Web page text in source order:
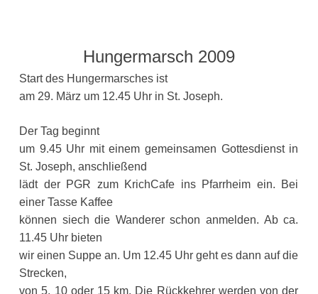
Hungermarsch 2009
Start des Hungermarsches ist
am 29. März um 12.45 Uhr in St. Joseph.
Der Tag beginnt
um 9.45 Uhr mit einem gemeinsamen Gottesdienst in
St. Joseph, anschließend
lädt der PGR zum KrichCafe ins Pfarrheim ein. Bei
einer Tasse Kaffee
können siech die Wanderer schon anmelden. Ab ca.
11.45 Uhr bieten
wir einen Suppe an. Um 12.45 Uhr geht es dann auf die
Strecken,
von 5, 10 oder 15 km. Die Rückkehrer werden von der